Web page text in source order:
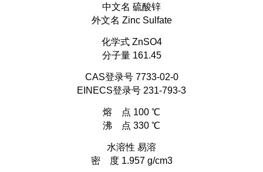
中文名 硫酸锌
外文名 Zinc Sulfate
化学式 ZnSO4
分子量 161.45
CAS登录号 7733-02-0
EINECS登录号 231-793-3
熔 点 100 ℃
沸 点 330 ℃
水溶性 易溶
密 度 1.957 g/cm3